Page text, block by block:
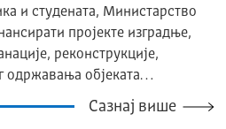
и студената, Министарство
пројекте изградње,
реконструкције,
одржавања објеката…
Сазнај више